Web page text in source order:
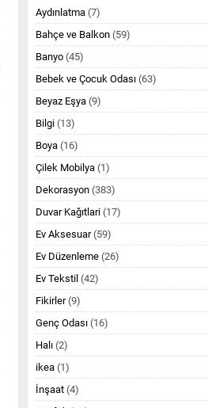
Aydınlatma (7)
Bahçe ve Balkon (59)
Banyo (45)
Bebek ve Çocuk Odası (63)
Beyaz Eşya (9)
Bilgi (13)
Boya (16)
Çilek Mobilya (1)
Dekorasyon (383)
Duvar Kağıtlari (17)
Ev Aksesuar(59)
Ev Düzenleme (26)
Ev Tekstil (42)
Fikirler(9)
Genç Odası (16)
Halı (2)
ikea (1)
İnşaat (4)